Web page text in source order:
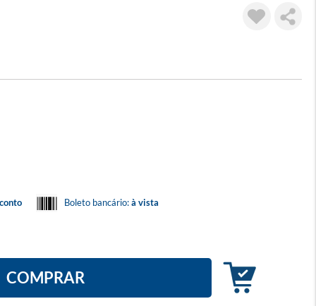
Boleto bancário:à vista
COMPRAR